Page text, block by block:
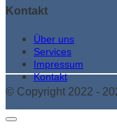
Kontakt
Über uns
Services
Impressum
Kontakt
© Copyright 2022 -